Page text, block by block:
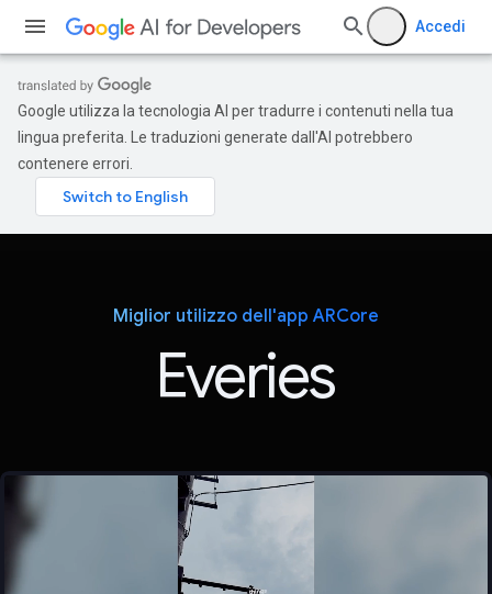
Accedi
Google utilizza la tecnologia AI per tradurre i contenuti nella tua
lingua preferita. Le traduzioni generate dall'AI potrebbero
contenere errori.
Miglior utilizzo dell'app ARCore
Everies